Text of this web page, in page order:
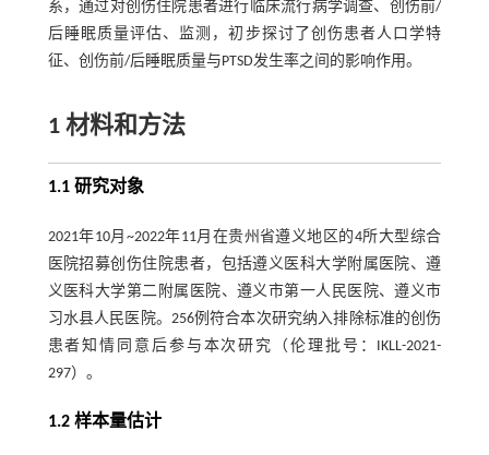
系，通过对创伤住院患者进行临床流行病学调查、创伤前/
后睡眠质量评估、监测，初步探讨了创伤患者人口学特
征、创伤前/后睡眠质量与PTSD发生率之间的影响作用。
1 材料和方法
1.1 研究对象
2021年10月~2022年11月在贵州省遵义地区的4所大型综合
医院招募创伤住院患者，包括遵义医科大学附属医院、遵
义医科大学第二附属医院、遵义市第一人民医院、遵义市
习水县人民医院。256例符合本次研究纳入排除标准的创伤
患者知情同意后参与本次研究（伦理批号：IKLL-2021-
297）。
1.2 样本量估计